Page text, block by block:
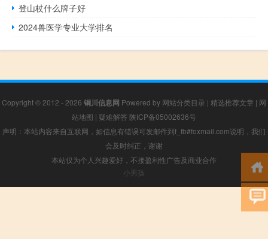
登山杖什么牌子好
2024兽医学专业大学排名
Copyright © 2012 - 2026 铜川信息网 Powered by 网站分类目录 | 精选推荐文章 | 网
站地图 | 疑难解答 陕ICP备05002636号
声明：本站内容来自互联网，如信息有错误可发邮件到f_fb#foxmail.com说明，我们
会及时纠正，谢谢
本站仅为个人兴趣爱好，不接盈利性广告及商业合作
小男孩